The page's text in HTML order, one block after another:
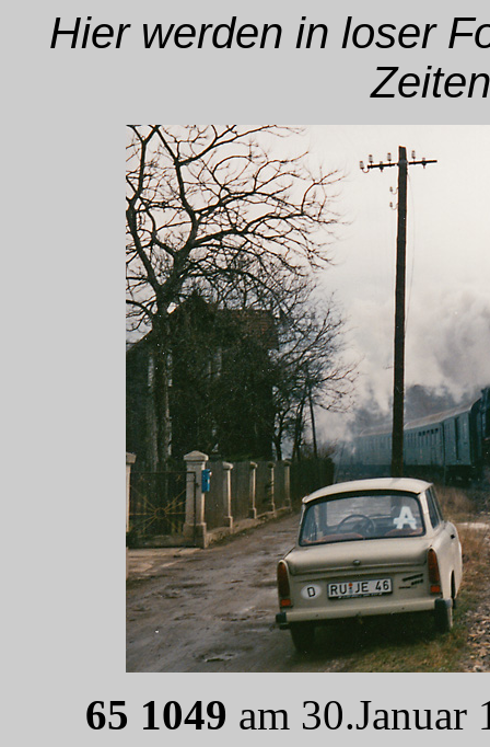
Hier werden in loser
65 1049 am 30.Januar